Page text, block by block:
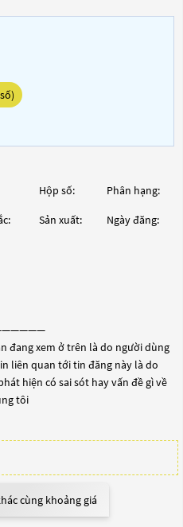
Hộp số: Phân hạng:
Sản xuất: Ngày đăng:
đang xem ở trên là do người dùng
liên quan tới tin đăng này là do
hiện có sai sót hay vấn đề gì về
tôi
cùng khoảng giá